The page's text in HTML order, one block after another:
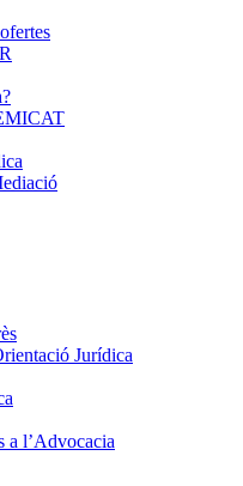
Jurídica
a l’Advocacia